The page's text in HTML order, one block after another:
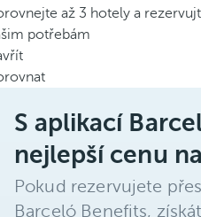
až 3 hotely a
potřebám
S aplikací
nejlepší cenu
Pokud rezervujete
Barceló Benefits,